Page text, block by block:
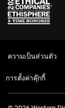
ความเป็นส่วนตัว
การตั้งค่าคุ๊กกี้